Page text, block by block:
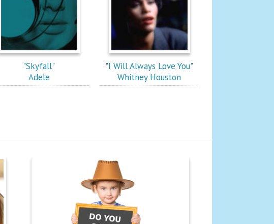
"Skyfall"
Adele
"I Will Always Love You"
Whitney Houston